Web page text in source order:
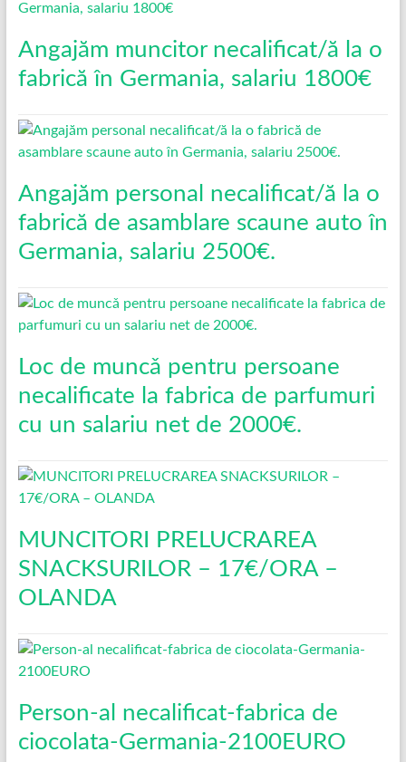
Angajăm muncitor necalificat/ă la o
fabrică în Germania, salariu 1800€
Angajăm personal necalificat/ă la o
fabrică de asamblare scaune auto în
Germania, salariu 2500€.
Loc de muncǎ pentru persoane
necalificate la fabrica de parfumuri
cu un salariu net de 2000€.
MUNCITORI PRELUCRAREA
SNACKSURILOR – 17€/ORA –
OLANDA
Person-al necalificat-fabrica de
ciocolata-Germania-2100EURO